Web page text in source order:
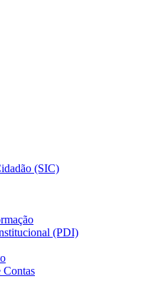
(SIC)
(PDI)
Contas